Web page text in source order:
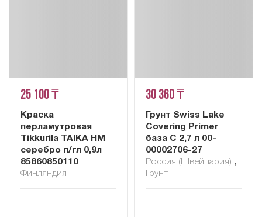
25 100 ₸
Краска
перламутровая
Tikkurila TAIKA HM
серебро п/гл 0,9л
85860850110
Финляндия
30 360 ₸
Грунт Swiss Lake
Covering Primer
база C 2,7 л 00-
00002706-27
Россия (Швейцария) ,
Грунт